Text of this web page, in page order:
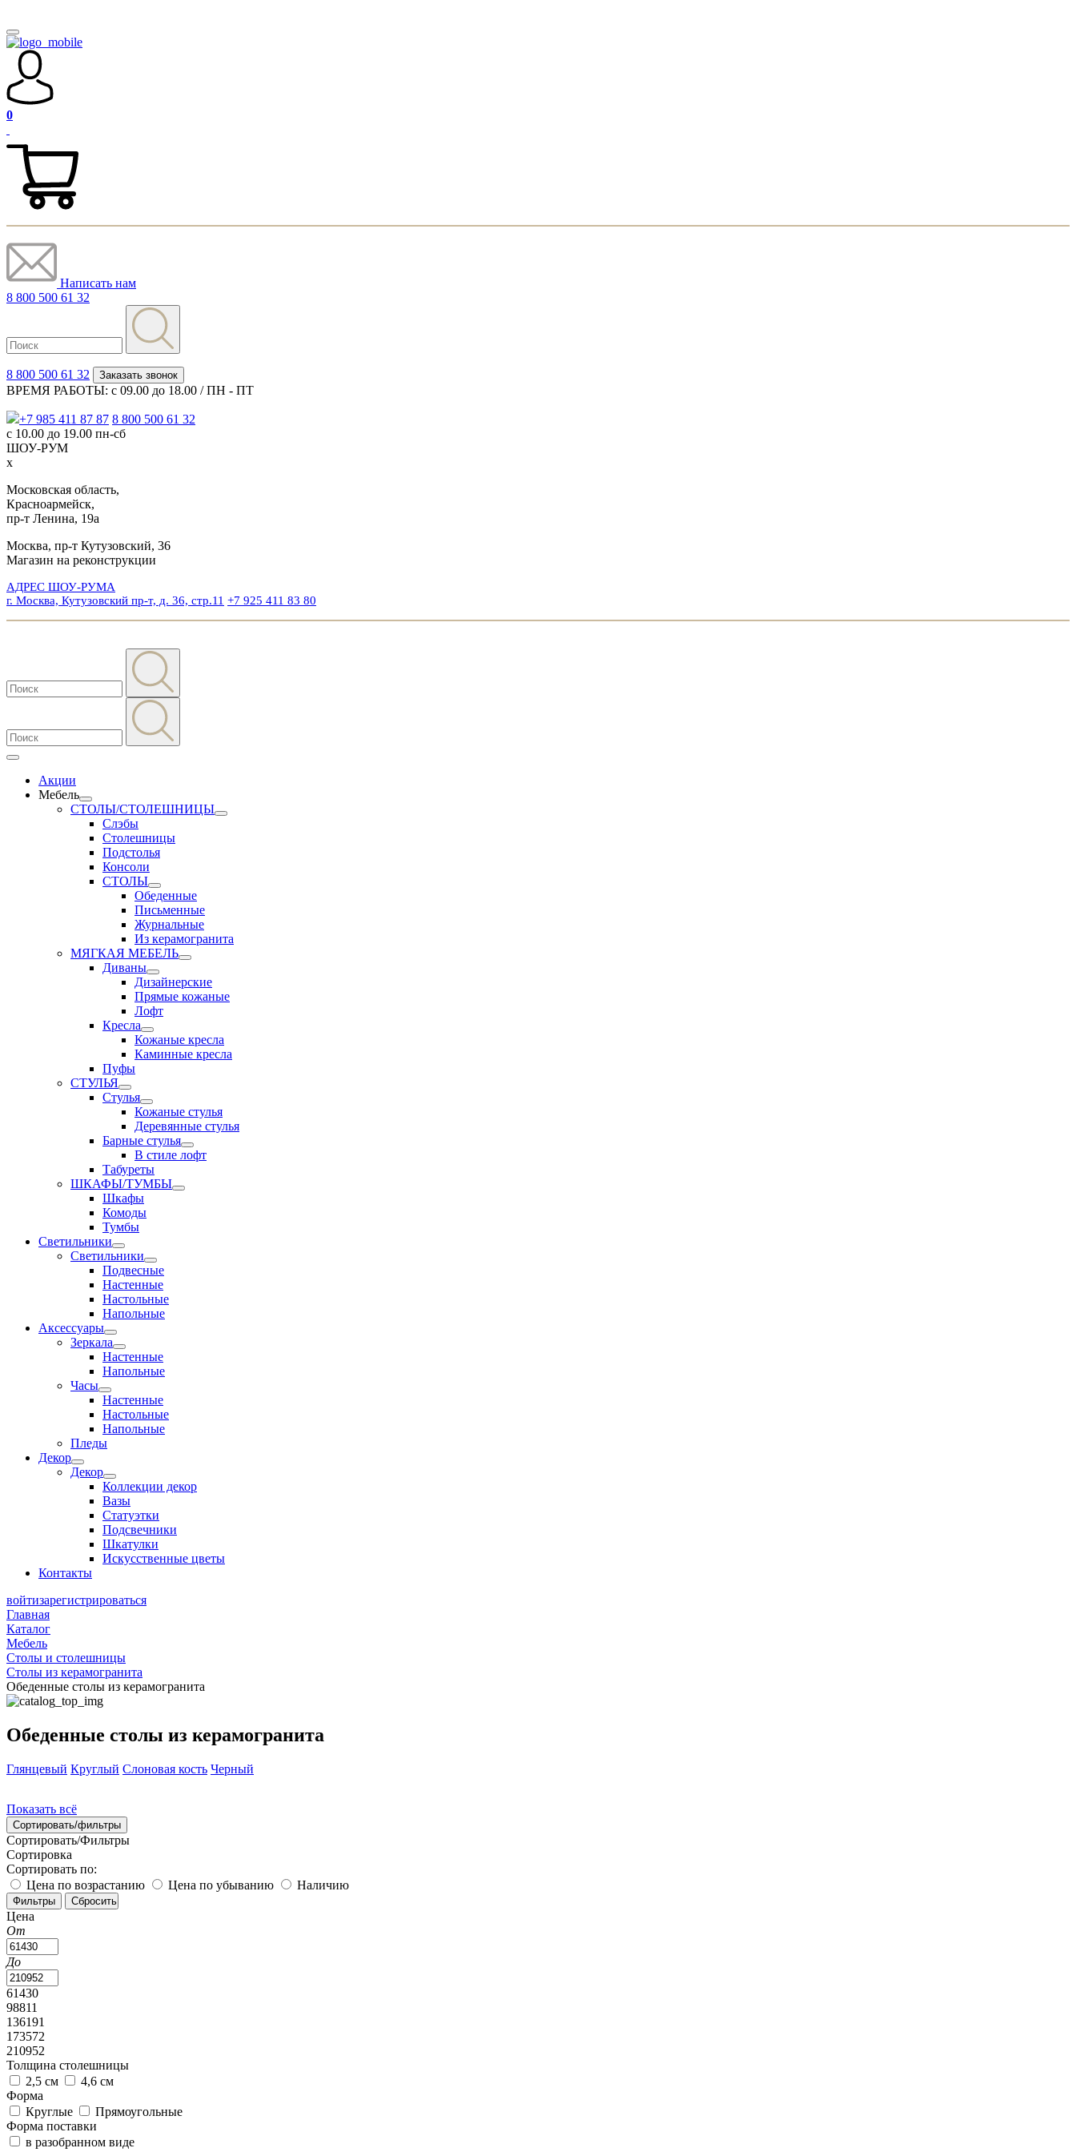
0
Написать нам
8 800 500 61 32
8 800 500 61 32 Заказать звонок
ВРЕМЯ РАБОТЫ: с 09.00 до 18.00 / ПН - ПТ
+7 985 411 87 87 8 800 500 61 32
с 10.00 до 19.00 пн-сб
ШОУ-РУМ
x
Московская область,
Красноармейск,
пр-т Ленина, 19а
Москва, пр-т Кутузовский, 36
Магазин на реконструкции
АДРЕС ШОУ-РУМА
г. Москва, Кутузовский пр-т, д. 36, стр.11 +7 925 411 83 80
Акции
Мебель
СТОЛЫ/СТОЛЕШНИЦЫ
Слэбы
Столешницы
Подстолья
Консоли
СТОЛЫ
Обеденные
Письменные
Журнальные
Из керамогранита
МЯГКАЯ МЕБЕЛЬ
Диваны
Дизайнерские
Прямые кожаные
Лофт
Кресла
Кожаные кресла
Каминные кресла
Пуфы
СТУЛЬЯ
Стулья
Кожаные стулья
Деревянные стулья
Барные стулья
В стиле лофт
Табуреты
ШКАФЫ/ТУМБЫ
Шкафы
Комоды
Тумбы
Светильники
Светильники
Подвесные
Настенные
Настольные
Напольные
Аксессуары
Зеркала
Настенные
Напольные
Часы
Настенные
Настольные
Напольные
Пледы
Декор
Декор
Коллекции декор
Вазы
Статуэтки
Подсвечники
Шкатулки
Искусственные цветы
Контакты
войтизарегистрироваться
Главная
Каталог
Мебель
Столы и столешницы
Столы из керамогранита
Обеденные столы из керамогранита
Обеденные столы из керамогранита
Глянцевый Круглый Слоновая кость Черный
Показать всё
Сортировать/фильтры
Сортировать/Фильтры
Сортировка
Сортировать по:
Цена по возрастанию
Цена по убыванию Наличию
Цена
От
До
61430
98811
136191
173572
210952
Толщина столешницы
2,5 см
4,6 см
Форма
Круглые
Прямоугольные
Форма поставки
в разобранном виде